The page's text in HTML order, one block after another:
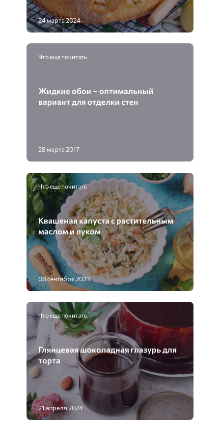
24 марта 2024
Что еще почитать
Жидкие обои – оптимальный
вариант для отделки стен
28 марта 2017
Что еще почитать
Квашеная капуста с растительным
маслом и луком
08 сентября 2023
Что еще почитать
Глянцевая шоколадная глазурь для
торта
21 апреля 2024